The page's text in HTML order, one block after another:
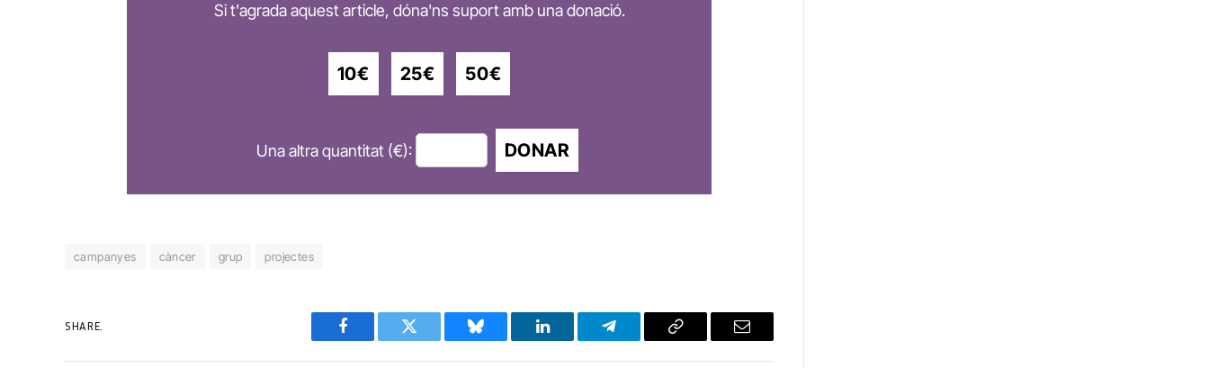
Si t'agrada aquest article, dóna'ns suport amb una donació.
10€ 25€ 50€
Una altra quantitat (€): DONAR
campanyes càncer grup projectes
SHARE.
Facebook Twitter Bluesky LinkedIn Telegram Copy
Email